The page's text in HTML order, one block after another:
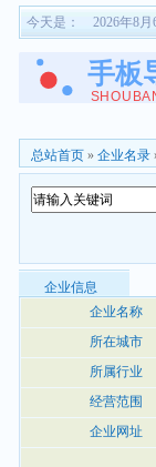
今天是： 2026年8
总站首页 » 企业名录
企业信息
企业名称
所在城市
所属行业
经营范围
企业网址